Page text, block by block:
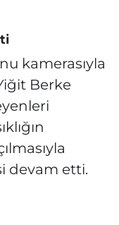
kamerasıyla
Berke
devam etti.